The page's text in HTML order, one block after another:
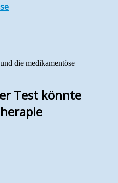
die medikamentöse
Test könnte